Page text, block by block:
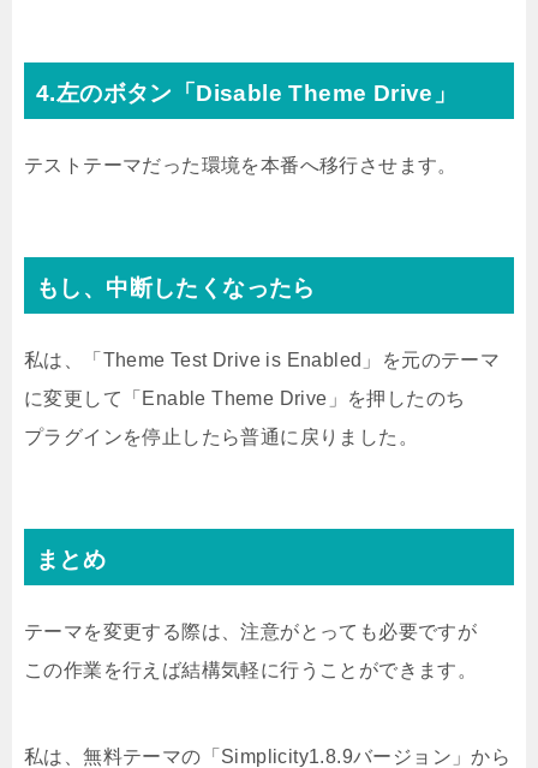
4.左のボタン「Disable Theme Drive」
テストテーマだった環境を本番へ移行させます。
もし、中断したくなったら
私は、「Theme Test Drive is Enabled」を元のテーマ
に変更して「Enable Theme Drive」を押したのち
プラグインを停止したら普通に戻りました。
まとめ
テーマを変更する際は、注意がとっても必要ですが
この作業を行えば結構気軽に行うことができます。
私は、無料テーマの「Simplicity1.8.9バージョン」から